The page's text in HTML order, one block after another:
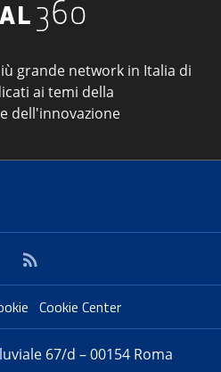
grande network in Italia di
ai temi della
dell'innovazione
Cookie Center
67/d – 00154 Roma